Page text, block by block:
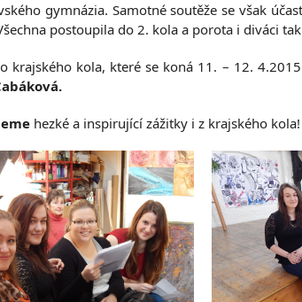
gymnázia. Samotné soutěže se však
postoupila do 2. kola a porota i diváci
krajského kola, které se koná 11. – 12.
hezké a inspirující zážitky i z krajského kola!